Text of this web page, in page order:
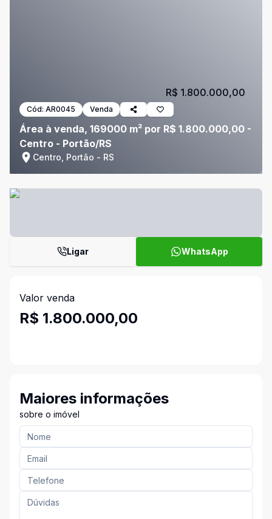
Cód: AR0045 Venda
Área à venda, 169000 m² por R$ 1.800.000,00 -
Centro - Portão/RS
Centro, Portão - RS
R$ 1.800.000,00
Ligar WhatsApp
Valor venda
R$ 1.800.000,00
Maiores informações
sobre o imóvel